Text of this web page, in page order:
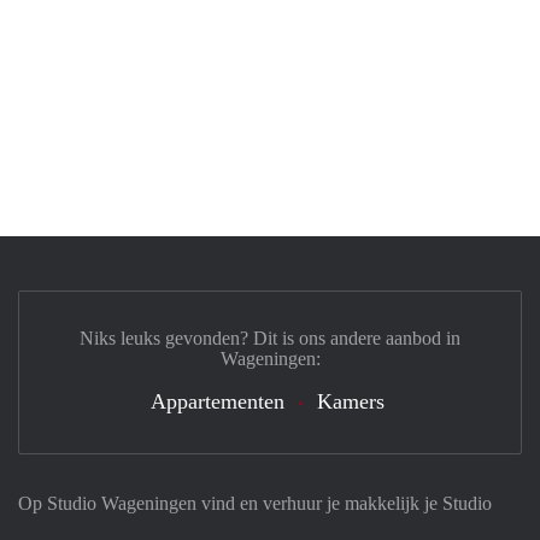
Op Studio Wageningen vind en verhuur je makkelijk je Studio
Niks leuks gevonden? Dit is ons andere aanbod in
Wageningen:
Appartementen Kamers